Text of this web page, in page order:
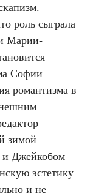
роль сыграла
Марии-
Софии
романтизма в
зимой
и Джейкобом
эстетику
и не